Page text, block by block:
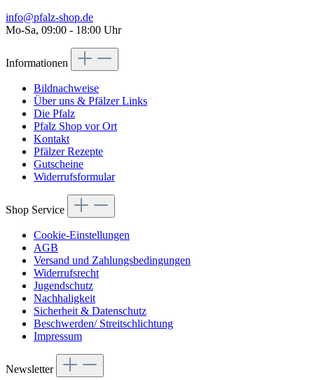
info@pfalz-shop.de
Mo-Sa, 09:00 - 18:00 Uhr
Informationen
Bildnachweise
Über uns & Pfälzer Links
Die Pfalz
Pfalz Shop vor Ort
Kontakt
Pfälzer Rezepte
Gutscheine
Widerrufsformular
Shop Service
Cookie-Einstellungen
AGB
Versand und Zahlungsbedingungen
Widerrufsrecht
Jugendschutz
Nachhaligkeit
Sicherheit & Datenschutz
Beschwerden/ Streitschlichtung
Impressum
Newsletter